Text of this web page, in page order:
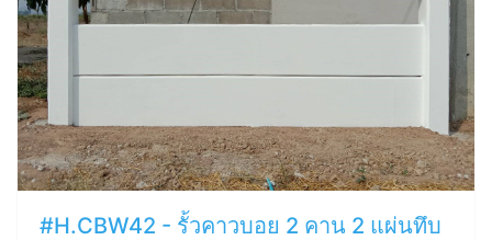
#H.CBW42 - รั้วคาวบอย 2 คาน 2 แผ่นทึบ